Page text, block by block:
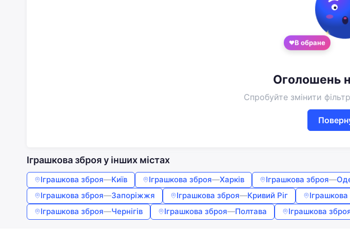
В обране
Оголошень
Спробуйте змінити
Іграшкова зброя у інших містах
Іграшкова зброя—Київ Іграшкова зброя—Харків Іграшкова зброя—
Іграшкова зброя—Запоріжжя Іграшкова зброя—Кривий Ріг
Іграшкова зброя—Чернігів Іграшкова зброя—Полтава Іграшкова
Google
Вхід